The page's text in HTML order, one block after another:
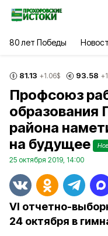
80 лет Победы
81.13 +1.06$ 93.58
Профсоюз
образования
района
на будущее
25 октября 2019, 14:00
VI отчетно-
24 октября в